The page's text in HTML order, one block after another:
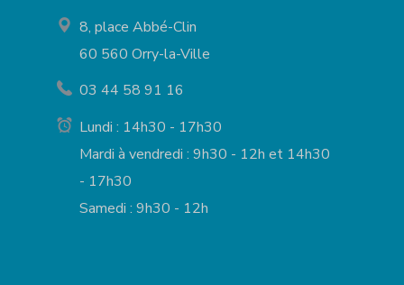
8, place Abbé-Clin
60 560 Orry-la-Ville
03 44 58 91 16
Lundi : 14h30 - 17h30
Mardi à vendredi : 9h30 - 12h et 14h30
- 17h30
Samedi : 9h30 - 12h